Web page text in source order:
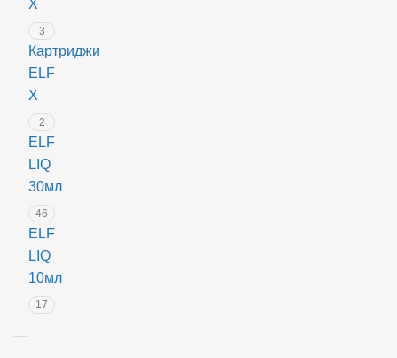
X
3
Картриджи
ELF
X
2
ELF
LIQ
30мл
46
ELF
LIQ
10мл
17